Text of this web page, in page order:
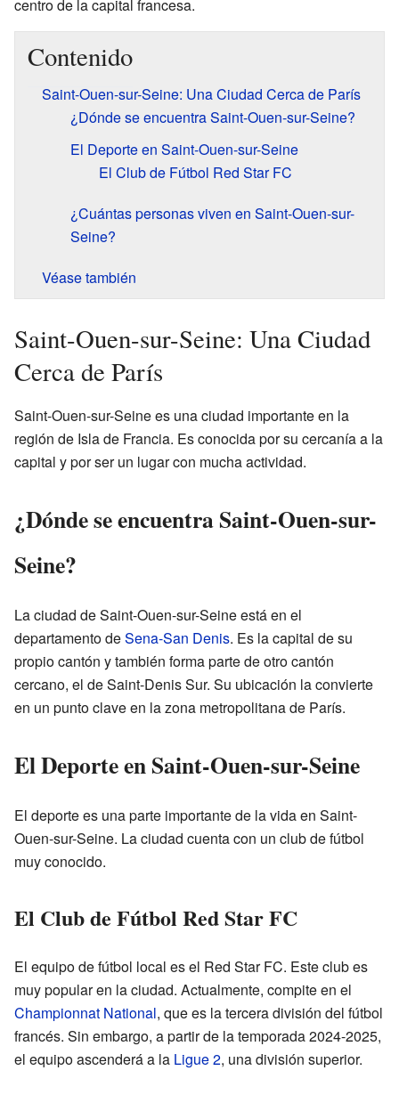
centro de la capital francesa.
Contenido
Saint-Ouen-sur-Seine: Una Ciudad Cerca de París
¿Dónde se encuentra Saint-Ouen-sur-Seine?
El Deporte en Saint-Ouen-sur-Seine
El Club de Fútbol Red Star FC
¿Cuántas personas viven en Saint-Ouen-sur-
Seine?
Véase también
Saint-Ouen-sur-Seine: Una Ciudad
Cerca de París
Saint-Ouen-sur-Seine es una ciudad importante en la
región de Isla de Francia. Es conocida por su cercanía a la
capital y por ser un lugar con mucha actividad.
¿Dónde se encuentra Saint-Ouen-sur-
Seine?
La ciudad de Saint-Ouen-sur-Seine está en el
departamento deSena-San Denis. Es la capital de su
propio cantón y también forma parte de otro cantón
cercano, el de Saint-Denis Sur. Su ubicación la convierte
en un punto clave en la zona metropolitana de París.
El Deporte en Saint-Ouen-sur-Seine
El deporte es una parte importante de la vida en Saint-
Ouen-sur-Seine. La ciudad cuenta con un club de fútbol
muy conocido.
El Club de Fútbol Red Star FC
El equipo de fútbol local es el Red Star FC. Este club es
muy popular en la ciudad. Actualmente, compite en el
Championnat National, que es la tercera división del fútbol
francés. Sin embargo, a partir de la temporada 2024-2025,
el equipo ascenderá a la Ligue 2, una división superior.